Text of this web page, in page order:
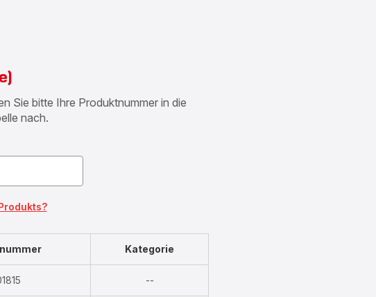
Sie bitte Ihre Produktnummer in die
nach.
Kategorie
--Nicht
verfügbar